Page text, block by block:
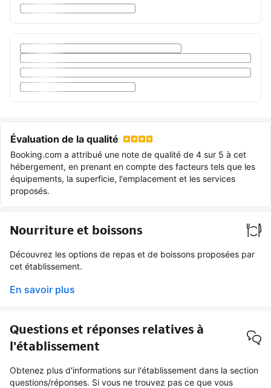
Évaluation de la qualité
Booking.com a attribué une note de qualité de 4 sur 5 à cet
hébergement, en prenant en compte des facteurs tels que les
équipements, la superficie, l'emplacement et les services
proposés.
Nourriture et boissons
Découvrez les options de repas et de boissons proposées par
cet établissement.
En savoir plus
Questions et réponses relatives à
l'établissement
Obtenez plus d'informations sur l'établissement dans la section
questions/réponses. Si vous ne trouvez pas ce que vous